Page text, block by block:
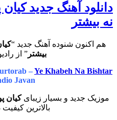
دانلود آهنگ جدید
نه بیشتر
هم اکنون شنوده آهنگ جدید “
بیشتر ” از
–Ye Khabeh Na Bishtar
Javan
موزیک جدید و بسیار زیبایکیان
بالاترین